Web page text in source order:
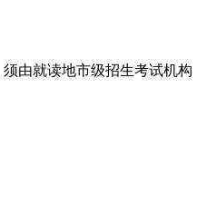
由就读地市级招生考试机构